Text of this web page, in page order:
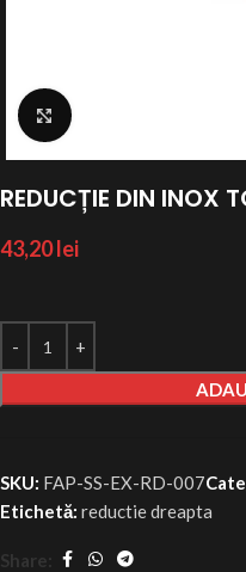
Click to enlarge
REDUCȚIE DIN INOX
43,20lei
SKU: FAP-SS-EX-RD-007
Etichetă: reductie dreapta
Share: